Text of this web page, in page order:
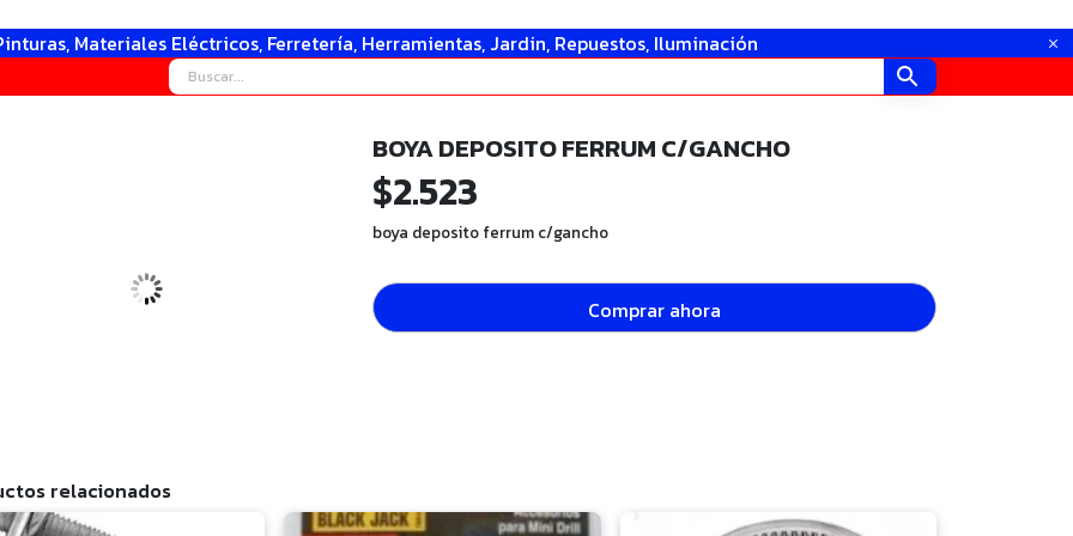
Materiales Eléctricos, Ferretería, Herramientas, Jardin, Repuestos, Iluminación
BOYA DEPOSITO FERRUM C/GANCHO
$2.523
boya deposito ferrum c/gancho
Comprar ahora
relacionados